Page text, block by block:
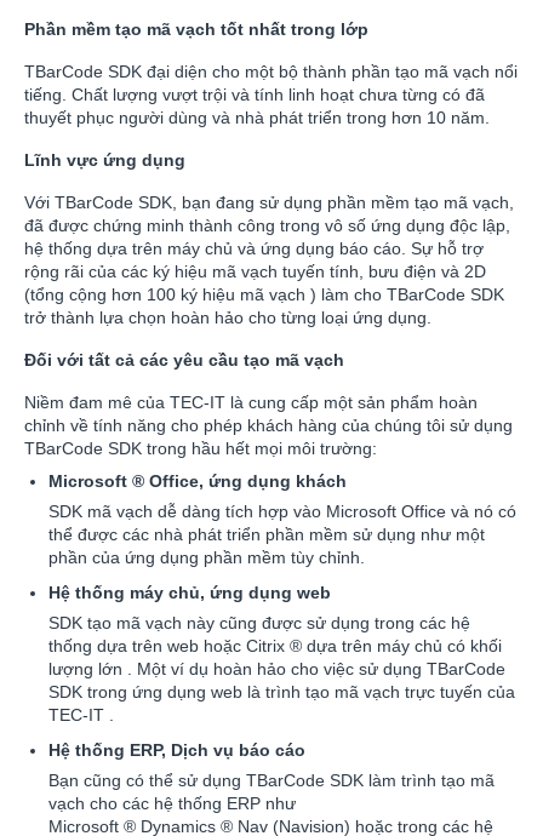
Phần mềm tạo mã vạch tốt nhất trong lớp
TBarCode SDK đại diện cho một bộ thành phần tạo mã vạch nổi
tiếng. Chất lượng vượt trội và tính linh hoạt chưa từng có đã
thuyết phục người dùng và nhà phát triển trong hơn 10 năm.
Lĩnh vực ứng dụng
Với TBarCode SDK, bạn đang sử dụng phần mềm tạo mã vạch,
đã được chứng minh thành công trong vô số ứng dụng độc lập,
hệ thống dựa trên máy chủ và ứng dụng báo cáo. Sự hỗ trợ
rộng rãi của các ký hiệu mã vạch tuyến tính, bưu điện và 2D
(tổng cộng hơn 100 ký hiệu mã vạch ) làm cho TBarCode SDK
trở thành lựa chọn hoàn hảo cho từng loại ứng dụng.
Đối với tất cả các yêu cầu tạo mã vạch
Niềm đam mê của TEC-IT là cung cấp một sản phẩm hoàn
chỉnh về tính năng cho phép khách hàng của chúng tôi sử dụng
TBarCode SDK trong hầu hết mọi môi trường:
Microsoft ® Office, ứng dụng khách
SDK mã vạch dễ dàng tích hợp vào Microsoft Office và nó có
thể được các nhà phát triển phần mềm sử dụng như một
phần của ứng dụng phần mềm tùy chỉnh.
Hệ thống máy chủ, ứng dụng web
SDK tạo mã vạch này cũng được sử dụng trong các hệ
thống dựa trên web hoặc Citrix ® dựa trên máy chủ có khối
lượng lớn . Một ví dụ hoàn hảo cho việc sử dụng TBarCode
SDK trong ứng dụng web là trình tạo mã vạch trực tuyến của
TEC-IT .
Hệ thống ERP, Dịch vụ báo cáo
Bạn cũng có thể sử dụng TBarCode SDK làm trình tạo mã
vạch cho các hệ thống ERP như
Microsoft ® Dynamics ® Nav (Navision) hoặc trong các hệ